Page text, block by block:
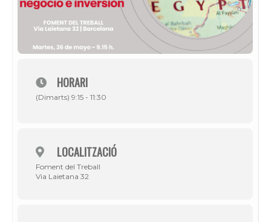
HORARI
(Dimarts) 9:15 - 11:30
LOCALITZACIÓ
Foment del Treball
Via Laietana 32